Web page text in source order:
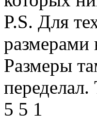
P.S. Для
размерами
Размеры
5 5 1